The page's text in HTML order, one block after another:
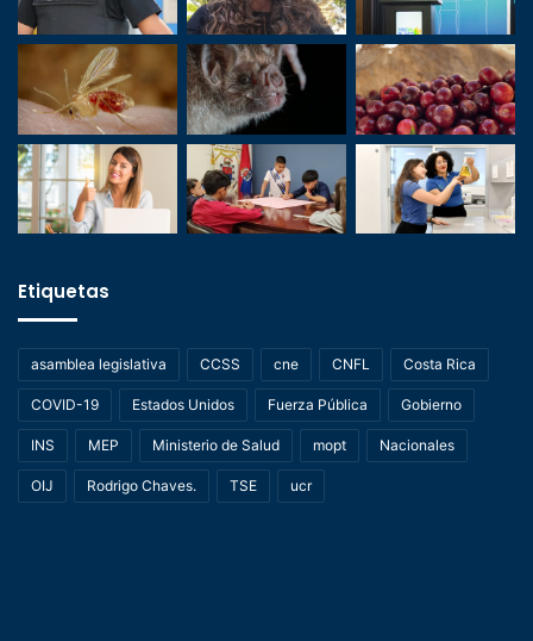
Etiquetas
asamblea legislativa CCSS cne CNFL Costa Rica
COVID-19 Estados Unidos Fuerza Pública Gobierno
INS MEP Ministerio de Salud mopt Nacionales
OIJ Rodrigo Chaves. TSE ucr